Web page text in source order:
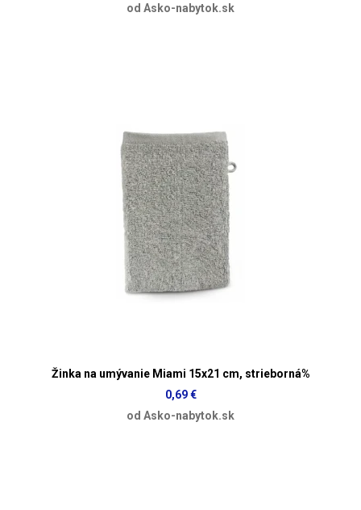
od Asko-nabytok.sk
Žinka na umývanie Miami 15x21 cm, strieborná%
0,69 €
od Asko-nabytok.sk